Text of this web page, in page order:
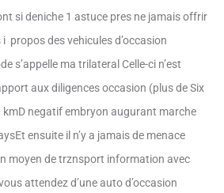
si deniche 1 astuce pres ne jamais offrir
propos des vehicules d’occasion
s’appelle ma trilateral Celle-ci n’est
aux diligences occasion (plus de Six
kmD negatif embryon augurant marche
ensuite il n’y a jamais de menace
moyen de trznsport information avec
attendez d’une auto d’occasion